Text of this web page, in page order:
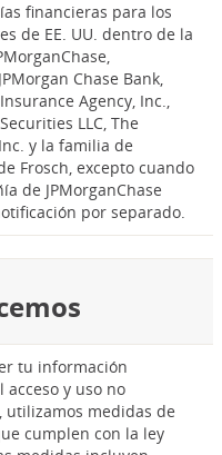
financieras para los
de EE. UU. dentro de la
Chase Bank,
Agency, Inc.,
LLC, The
y la familia de
Frosch, excepto cuando
de JPMorganChase
por separado.
tu información
acceso y uso no
utilizamos medidas de
cumplen con la ley